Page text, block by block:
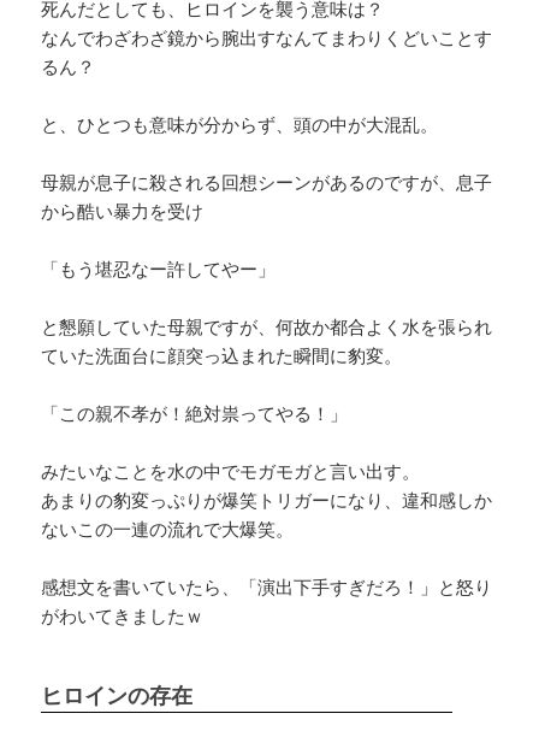
死んだとしても、ヒロインを襲う意味は？
なんでわざわざ鏡から腕出すなんてまわりくどいことす
るん？
と、ひとつも意味が分からず、頭の中が大混乱。
母親が息子に殺される回想シーンがあるのですが、息子
から酷い暴力を受け
「もう堪忍なー許してやー」
と懇願していた母親ですが、何故か都合よく水を張られ
ていた洗面台に顔突っ込まれた瞬間に豹変。
「この親不孝が！絶対祟ってやる！」
みたいなことを水の中でモガモガと言い出す。
あまりの豹変っぷりが爆笑トリガーになり、違和感しか
ないこの一連の流れで大爆笑。
感想文を書いていたら、「演出下手すぎだろ！」と怒り
がわいてきましたｗ
ヒロインの存在